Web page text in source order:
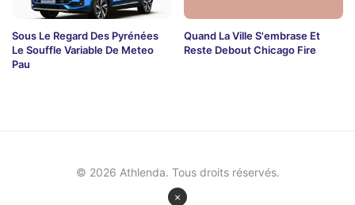
Sous Le Regard Des Pyrénées
Le Souffle Variable De Meteo
Pau
Quand La Ville S'embrase Et
Reste Debout Chicago Fire
×
© 2026 Athlenda. Tous droits réservés.